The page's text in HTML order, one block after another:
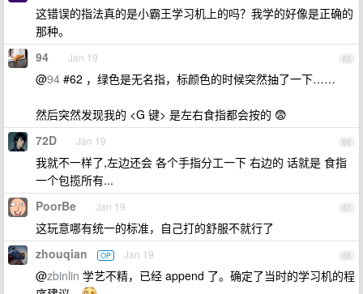
这错误的指法真的是小霸王学习机上的吗？我学的好像是正确的
那种。
65
94 Jan 19
@94 #62 ，绿色是无名指，标颜色的时候突然抽了一下……
然后突然发现我的 <G 键> 是左右食指都会按的 😨
66
72D Jan 19
我就不一样了,左边还会 各个手指分工一下 右边的 话就是 食指
一个包揽所有...
67
PoorBe Jan 19
这玩意哪有统一的标准，自己打的舒服不就行了
68
zhouqian OP Jan 19
@zbinlin 学艺不精，已经 append 了。确定了当时的学习机的程